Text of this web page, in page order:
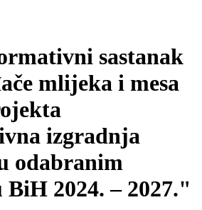
sastanak
mlijeka i mesa
izgradnja
odabranim
BiH 2024. – 2027."